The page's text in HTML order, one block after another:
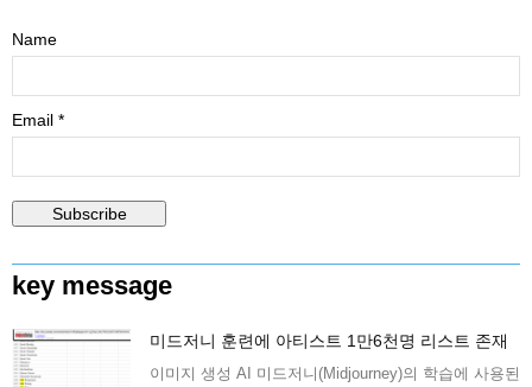
Name
Email *
key message
미드저니 훈련에 아티스트 1만6천명 리스트 존재
이미지 생성 AI 미드저니(Midjourney)의 학습에 사용된